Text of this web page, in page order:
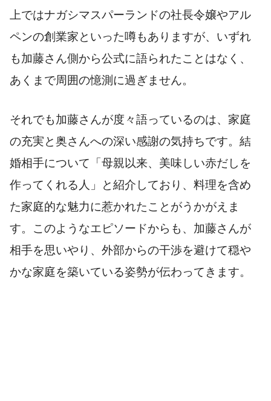
上ではナガシマスパーランドの社長令嬢やアル
ペンの創業家といった噂もありますが、いずれ
も加藤さん側から公式に語られたことはなく、
あくまで周囲の憶測に過ぎません。
それでも加藤さんが度々語っているのは、家庭
の充実と奥さんへの深い感謝の気持ちです。結
婚相手について「母親以来、美味しい赤だしを
作ってくれる人」と紹介しており、料理を含め
た家庭的な魅力に惹かれたことがうかがえま
す。このようなエピソードからも、加藤さんが
相手を思いやり、外部からの干渉を避けて穏や
かな家庭を築いている姿勢が伝わってきます。